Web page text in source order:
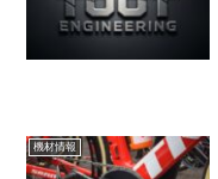
機材情報